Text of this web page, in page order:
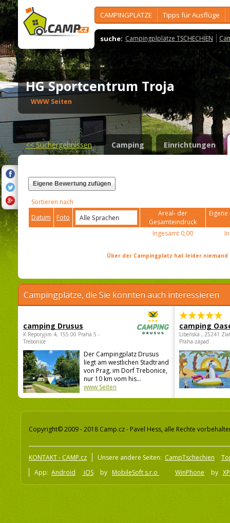
CAMPINGPLÄTZE Tipps für Ausflüge
suche: Campingplplätze TSCHECHIEN
HG Sportcentrum Troja
WWW Seiten
<<Suchergebnissen Camping Einrichtungen
Eigene Bewertung zufügen
Sortieren nach
Datum
Foto
Areal- der
Gesamteindruck
Ingesamt 0,00
Über der Campingplatz hat leider
Campingplätze, die Sie könnten auch interessieren
camping Drusus
K Reporyjim 4, 155 00 Praha 5 -
Trebonice
Der Campingplatz Drusus
liegt am westlichen Stadtrand
von Prag, im Dorf Trebonice,
nur 10 km vom his...
www Seiten
camping
Libeňská , 25241
Praha-západ
Copyright© 2009 - 2018 Camp.cz - Pavel Hess, alle Rechte
KONTAKT - CAMP.cz Unsere andere Seiten: CampTschechien
App: Android iOS by MobileSoft s.r.o WinPhone by